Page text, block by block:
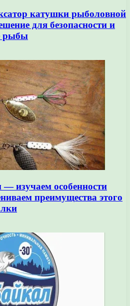
катушки рыболовной
для безопасности и
рыбы
изучаем особенности
преимущества этого